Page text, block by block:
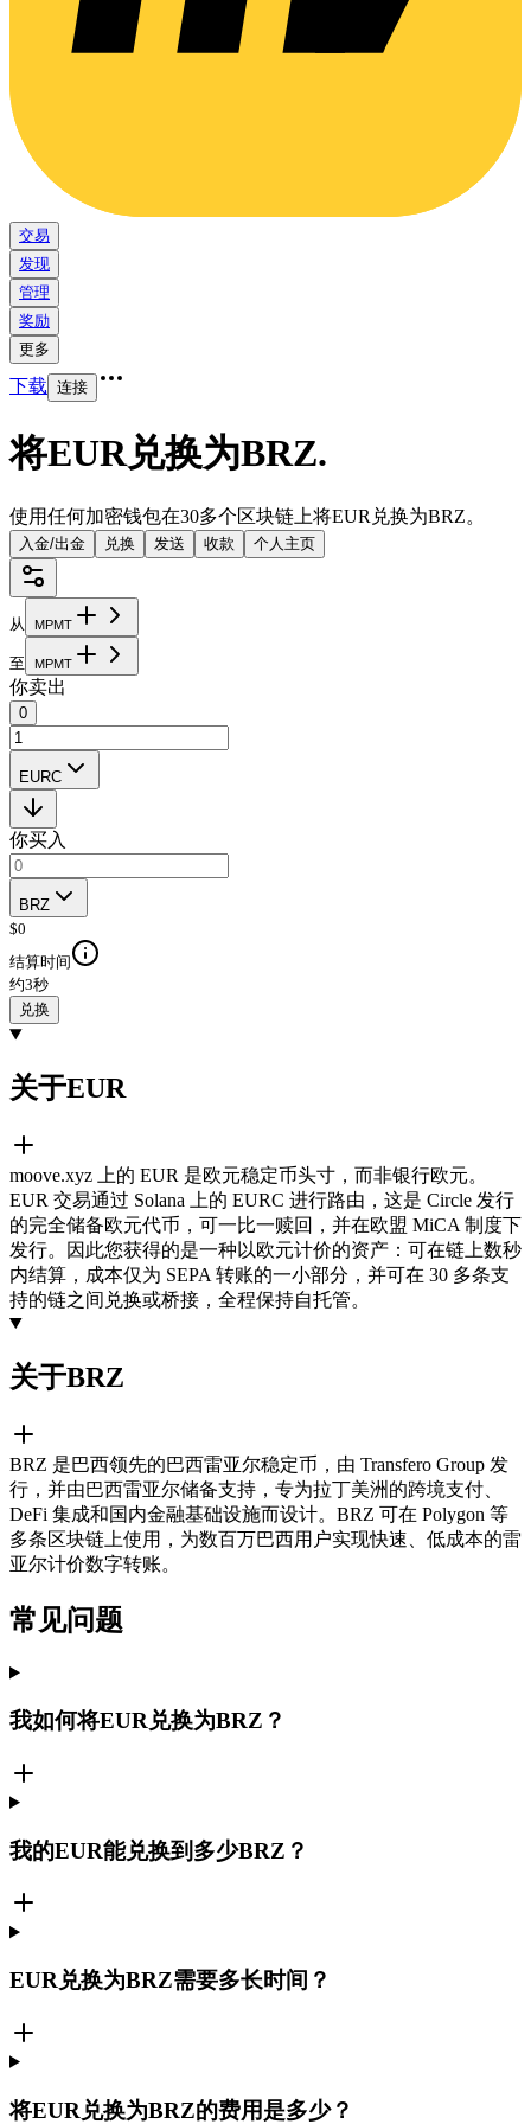
交易
发现
管理
奖励
更多
下载 连接
将EUR兑换为BRZ.
使用任何加密钱包在30多个区块链上将EUR兑换为BRZ。
入金/出金 兑换 发送 收款 个人主页
从 MPMT
至 MPMT
你卖出
0
EURC
你买入
BRZ
$0
结算时间
约3秒
兑换
关于EUR
moove.xyz 上的 EUR 是欧元稳定币头寸，而非银行欧元。
EUR 交易通过 Solana 上的 EURC 进行路由，这是 Circle 发行
的完全储备欧元代币，可一比一赎回，并在欧盟 MiCA 制度下
发行。因此您获得的是一种以欧元计价的资产：可在链上数秒
内结算，成本仅为 SEPA 转账的一小部分，并可在 30 多条支
持的链之间兑换或桥接，全程保持自托管。
关于BRZ
BRZ 是巴西领先的巴西雷亚尔稳定币，由 Transfero Group 发
行，并由巴西雷亚尔储备支持，专为拉丁美洲的跨境支付、
DeFi 集成和国内金融基础设施而设计。BRZ 可在 Polygon 等
多条区块链上使用，为数百万巴西用户实现快速、低成本的雷
亚尔计价数字转账。
常见问题
我如何将EUR兑换为BRZ？
我的EUR能兑换到多少BRZ？
EUR兑换为BRZ需要多长时间？
将EUR兑换为BRZ的费用是多少？